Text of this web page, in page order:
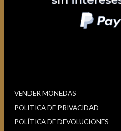
VENDER MONEDAS
POLITICA DE PRIVACIDAD
POLÍTICA DE DEVOLUCIONES